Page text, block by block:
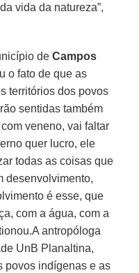
vida da natureza”,
deCampos
o fato de que as
territórios dos povos
sentidas também
veneno, vai faltar
quer lucro, ele
todas as coisas que
desenvolvimento,
é esse, que
com a água, com a
antropóloga
UnB Planaltina,
povos indígenas e as